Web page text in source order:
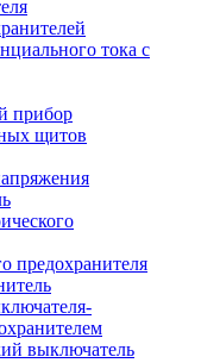
тока с
прибор
щитов
предохранителя
выключатель